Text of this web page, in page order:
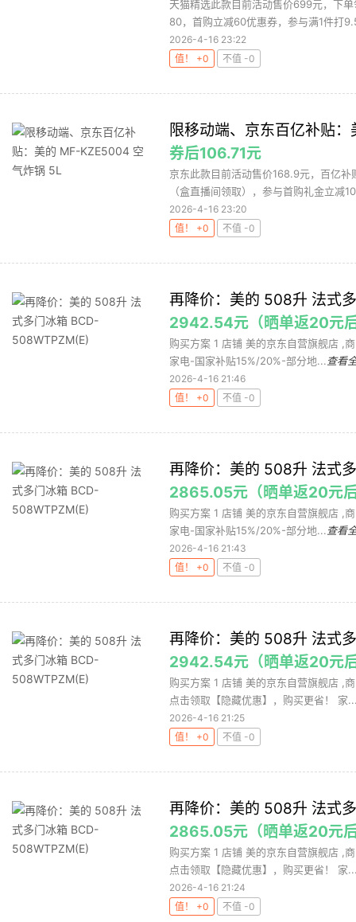
天猫精选此款目前活动售价699元，下
80，首购立减60优惠券，参与满1件打
2026-4-16 23:22
值！ +0
不值 -0
限移动端、京东百亿补贴
券后106.71元
京东此款目前活动售价168.9元，百亿
（盒直播间领取），参与首购礼金立减
2026-4-16 23:20
值！ +0
不值 -0
再降价：美的 508升 法式
2942.54元（晒单返20元
购买方案 1 店铺 美的京东自营旗舰店 ,
家电-国家补贴15%/20%-部分地... 查看
2026-4-16 21:46
值！ +0
不值 -0
再降价：美的 508升 法式
2865.05元（晒单返20元
购买方案 1 店铺 美的京东自营旗舰店 ,
家电-国家补贴15%/20%-部分地... 查看
2026-4-16 21:43
值！ +0
不值 -0
再降价：美的 508升 法式
2942.54元（晒单返20元
购买方案 1 店铺 美的京东自营旗舰店 ,
点击领取【隐藏优惠】，购买更省！ 家
2026-4-16 21:25
值！ +0
不值 -0
再降价：美的 508升 法式
2865.05元（晒单返20元
购买方案 1 店铺 美的京东自营旗舰店 ,
点击领取【隐藏优惠】，购买更省！ 家
2026-4-16 21:24
值！ +0
不值 -0